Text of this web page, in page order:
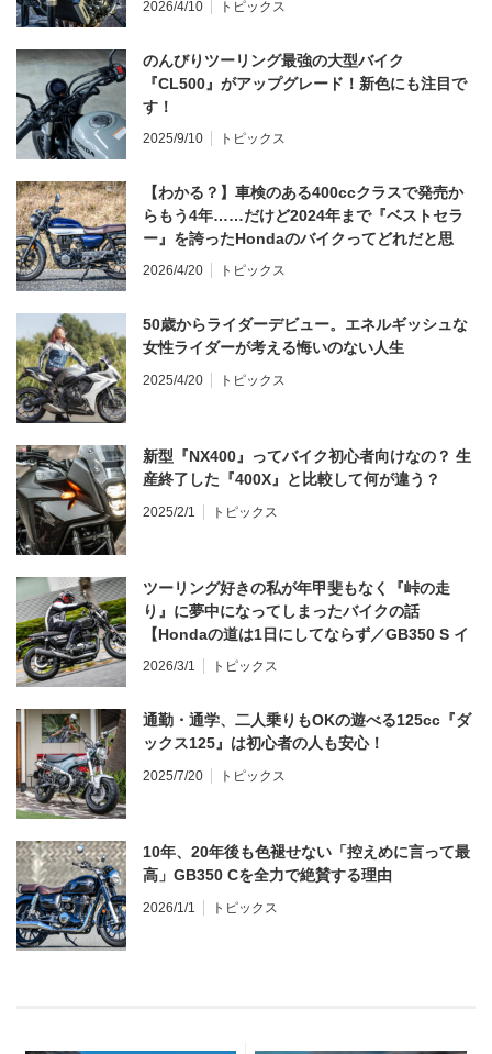
2026/4/10 トピックス
のんびりツーリング最強の大型バイク
『CL500』がアップグレード！新色にも注目で
す！
2025/9/10 トピックス
【わかる？】車検のある400ccクラスで発売か
らもう4年……だけど2024年まで『ベストセラ
ー』を誇ったHondaのバイクってどれだと思
う？
2026/4/20 トピックス
50歳からライダーデビュー。エネルギッシュな
女性ライダーが考える悔いのない人生
2025/4/20 トピックス
新型『NX400』ってバイク初心者向けなの？ 生
産終了した『400X』と比較して何が違う？
2025/2/1 トピックス
ツーリング好きの私が年甲斐もなく『峠の走
り』に夢中になってしまったバイクの話
【Hondaの道は1日にしてならず／GB350 S イ
ンプレ・レビュー 前編】
2026/3/1 トピックス
通勤・通学、二人乗りもOKの遊べる125cc『ダ
ックス125』は初心者の人も安心！
2025/7/20 トピックス
10年、20年後も色褪せない「控えめに言って最
高」GB350 Cを全力で絶賛する理由
2026/1/1 トピックス